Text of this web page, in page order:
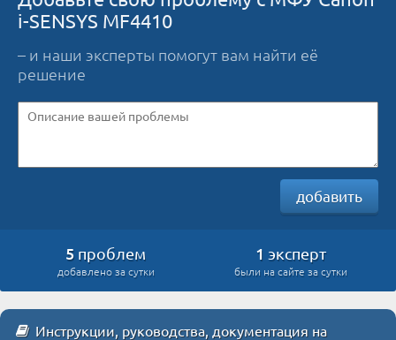
i-SENSYS MF4410
– и наши эксперты помогут вам найти её
решение
добавить
5 проблем
добавлено за сутки
1 эксперт
были на сайте за сутки
Инструкции, руководства, документация на